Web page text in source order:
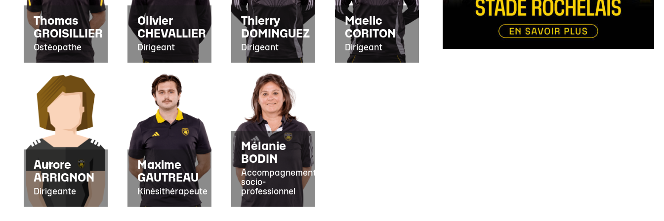
Thomas
GROISILLIER
Ostéopathe
Olivier
CHEVALLIER
Dirigeant
Thierry
DOMINGUEZ
Dirigeant
Maelic
CORITON
Dirigeant
Aurore
ARRIGNON
Dirigeante
Maxime
GAUTREAU
Kinésithérapeute
Mélanie
BODIN
Accompagnement
socio-
professionnel